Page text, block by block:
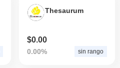
Thesaurum
$0.00
0.00% sin rango